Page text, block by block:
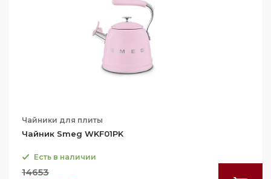
Чайники для плиты
Чайник Smeg WKF01PK
Есть в наличии
14653